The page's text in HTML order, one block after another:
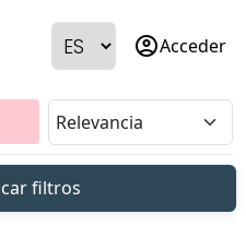
account_circleAcceder
filtros